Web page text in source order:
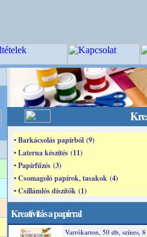
• Barkácsolás papírból (9)
• Laterna készítés (11)
• Papírfűzés (3)
• Csomagoló papírok, tasakok (4)
• Csillámlós díszítők (1)
Kreatívitás a papírral
Varrókarton, 50 db, színes,